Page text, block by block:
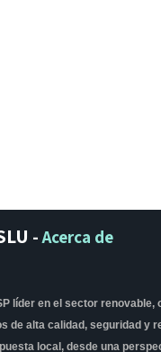
-Acerca de
líder en el sector renovable,
de alta calidad, seguridad y
local, desde una